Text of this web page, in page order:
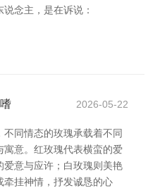
念主，是在诉说：
2026-05-22
同情态的玫瑰承载着不同
寓意。红玫瑰代表横蛮的爱
意与应许；白玫瑰则美艳
牵挂神情，抒发诚恳的心